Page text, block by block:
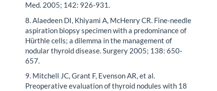
Med. 2005; 142: 926-931.
8. Alaedeen DI, Khiyami A, McHenry CR. Fine-needle
aspiration biopsy specimen with a predominance of
Hürthle cells; a dilemma in the management of
nodular thyroid disease. Surgery 2005; 138: 650-
657.
9. Mitchell JC, Grant F, Evenson AR, et al.
Preoperative evaluation of thyroid nodules with 18